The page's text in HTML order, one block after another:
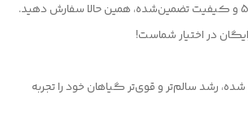
اصلاح شده با EC زیر 500 و کیفیت تضمین‌شده، همین حالا سفارش دهید.
در اختیار شماست!
رشد سالم‌تر و قوی‌تر گیاهان خود را تجربه